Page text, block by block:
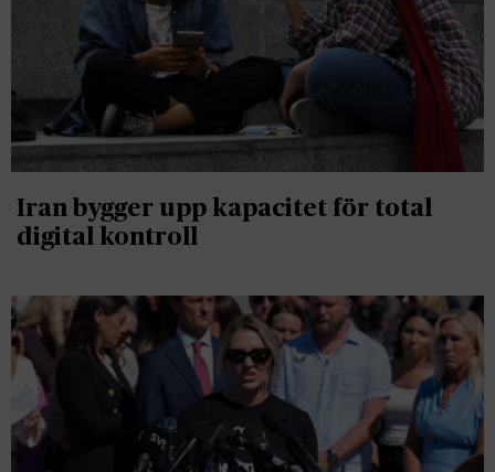
Iran bygger upp kapacitet för total
digital kontroll